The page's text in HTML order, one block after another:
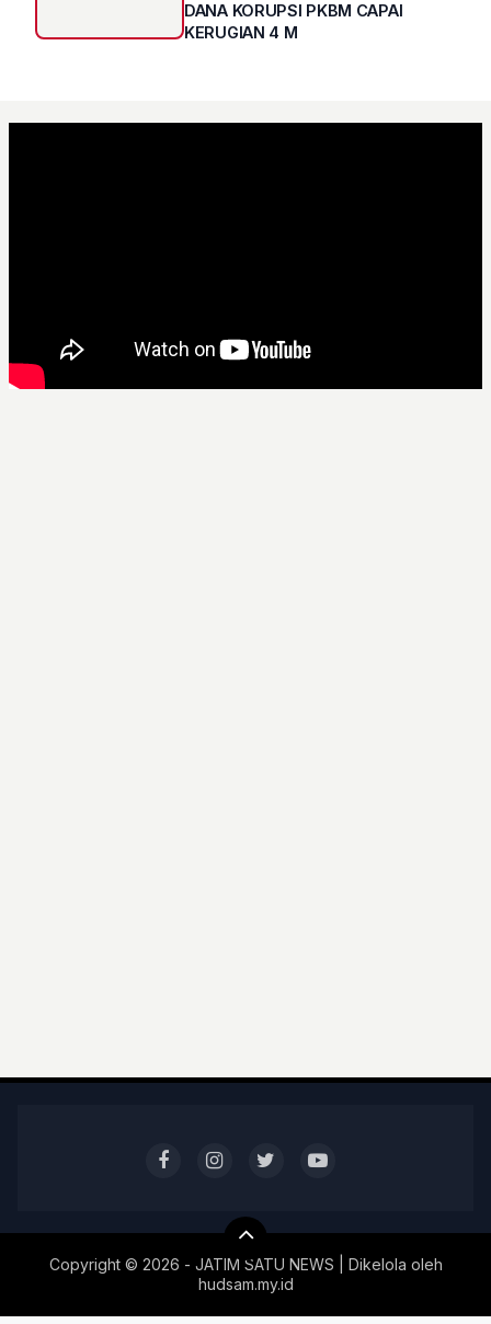
DANA KORUPSI PKBM CAPAI
KERUGIAN 4 M
Copyright © 2026 - JATIM SATU NEWS | Dikelola oleh
hudsam.my.id